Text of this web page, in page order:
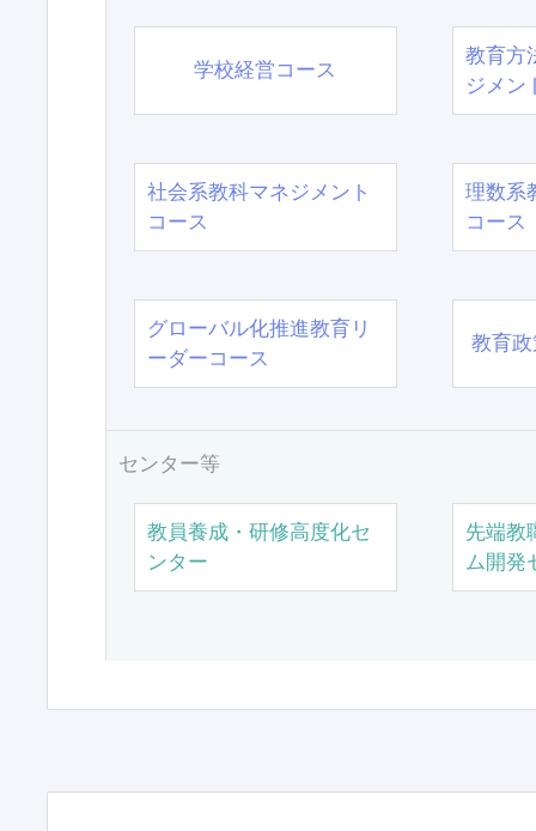
学校経営コース
教育方
ジメン
社会系教科マネジメント
コース
理数系
コース
グローバル化推進教育リ
ーダーコース
教育
センター等
教員養成・研修高度化セ
ンター
先端教
ム開発